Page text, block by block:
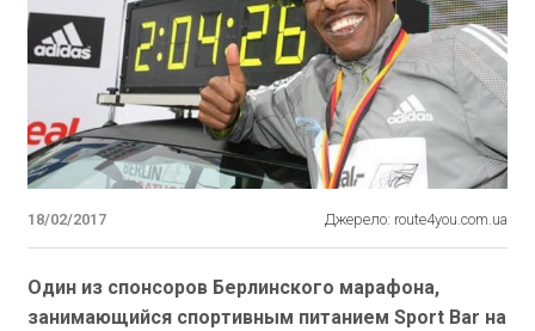
18/02/2017 Джерело: route4you.com.ua
Один из спонсоров Берлинского марафона,
занимающийся спортивным питанием Sport Bar на